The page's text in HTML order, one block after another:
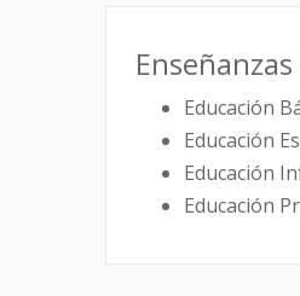
Educación
Educación
Educación
Educación